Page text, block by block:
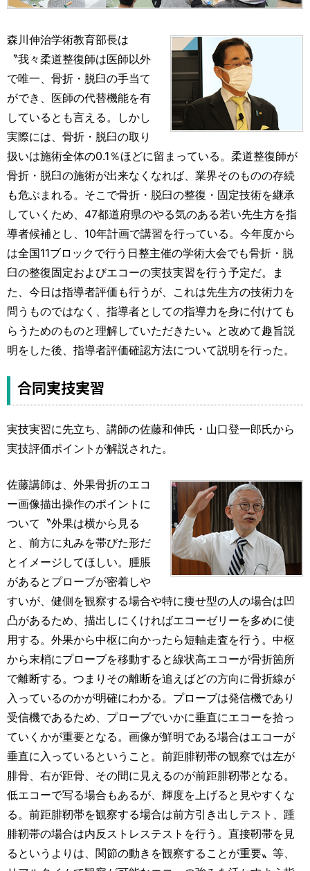
森川伸治学術教育部長は
〝我々柔道整復師は医師以外
で唯一、骨折・脱臼の手当て
ができ、医師の代替機能を有
しているとも言える。しかし
実際には、骨折・脱臼の取り
扱いは施術全体の0.1％ほどに留まっている。柔道整復師が
骨折・脱臼の施術が出来なくなれば、業界そのものの存続
も危ぶまれる。そこで骨折・脱臼の整復・固定技術を継承
していくため、47都道府県のやる気のある若い先生方を指
導者候補とし、10年計画で講習を行っている。今年度から
は全国11ブロックで行う日整主催の学術大会でも骨折・脱
臼の整復固定およびエコーの実技実習を行う予定だ。ま
た、今日は指導者評価も行うが、これは先生方の技術力を
問うものではなく、指導者としての指導力を身に付けても
らうためのものと理解していただきたい〟と改めて趣旨説
明をした後、指導者評価確認方法について説明を行った。
合同実技実習
実技実習に先立ち、講師の佐藤和伸氏・山口登一郎氏から
実技評価ポイントが解説された。
佐藤講師は、外果骨折のエコ
ー画像描出操作のポイントに
ついて〝外果は横から見る
と、前方に丸みを帯びた形だ
とイメージしてほしい。腫脹
があるとプローブが密着しや
すいが、健側を観察する場合や特に痩せ型の人の場合は凹
凸があるため、描出しにくければエコーゼリーを多めに使
用する。外果から中枢に向かったら短軸走査を行う。中枢
から末梢にプローブを移動すると線状高エコーが骨折箇所
で離断する。つまりその離断を追えばどの方向に骨折線が
入っているのかが明確にわかる。プローブは発信機であり
受信機であるため、プローブでいかに垂直にエコーを拾っ
ていくかが重要となる。画像が鮮明である場合はエコーが
垂直に入っているということ。前距腓靭帯の観察では左が
腓骨、右が距骨、その間に見えるのが前距腓靭帯となる。
低エコーで写る場合もあるが、輝度を上げると見やすくな
る。前距腓靭帯を観察する場合は前方引き出しテスト、踵
腓靭帯の場合は内反ストレステストを行う。直接靭帯を見
るというよりは、関節の動きを観察することが重要〟等、